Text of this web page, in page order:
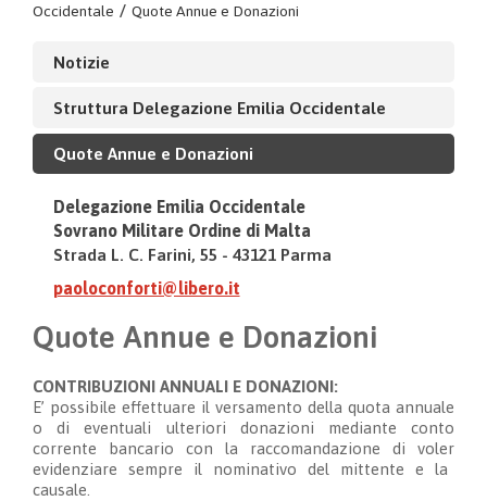
Occidentale / Quote Annue e Donazioni
Notizie
Struttura Delegazione Emilia Occidentale
Quote Annue e Donazioni
Delegazione Emilia Occidentale
Sovrano Militare Ordine di Malta
Strada L. C. Farini, 55 - 43121 Parma
paoloconforti@libero.it
Quote Annue e Donazioni
CONTRIBUZIONI ANNUALI E DONAZIONI:
E’ possibile effettuare il versamento della quota annuale
o di eventuali ulteriori donazioni mediante conto
corrente bancario con la raccomandazione di voler
evidenziare sempre il nominativo del mittente e la
causale.